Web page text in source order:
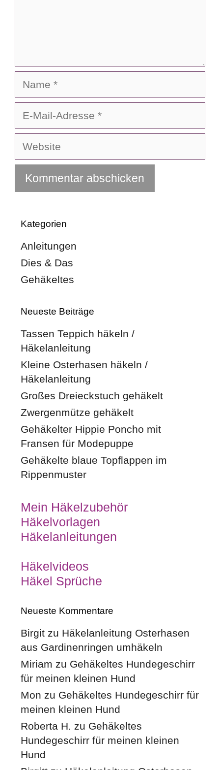
Adresse
Website
Kategorien
Anleitungen
Dies & Das
Gehäkeltes
Neueste Beiträge
Tassen Teppich häkeln /
Häkelanleitung
Kleine Osterhasen häkeln /
Häkelanleitung
Großes Dreieckstuch gehäkelt
Zwergenmütze gehäkelt
Gehäkelter Hippie Poncho mit
Fransen für Modepuppe
Gehäkelte blaue Topflappen im
Rippenmuster
Mein Häkelzubehör
Häkelvorlagen
Häkelanleitungen
Häkelvideos
Häkel Sprüche
Neueste Kommentare
Birgit zu Häkelanleitung Osterhasen
aus Gardinenringen umhäkeln
Miriam zu Gehäkeltes Hundegeschirr
für meinen kleinen Hund
Mon zu Gehäkeltes Hundegeschirr für
meinen kleinen Hund
Roberta H. zu Gehäkeltes
Hundegeschirr für meinen kleinen
Hund